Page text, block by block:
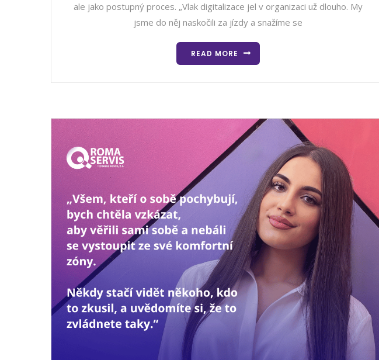
ale jako postupný proces. „Vlak digitalizace jel v organizaci už dlouho. My
jsme do něj naskočili za jízdy a snažíme se
READ MORE